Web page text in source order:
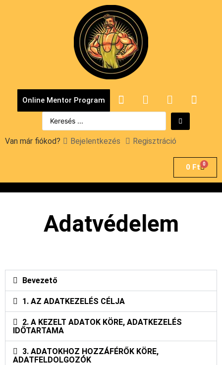
Online Mentor Program
Van már fiókod? Bejelentkezés Regisztráció
0 Ft 0
Adatvédelem
Bevezető
1. AZ ADATKEZELÉS CÉLJA
2. A KEZELT ADATOK KÖRE, ADATKEZELÉS
IDŐTARTAMA
3. ADATOKHOZ HOZZÁFÉRŐK KÖRE,
ADATFELDOLGOZÓK